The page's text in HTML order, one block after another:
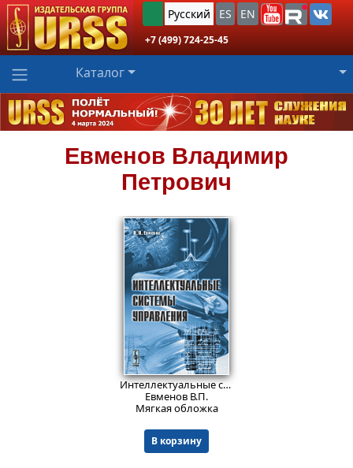
Русский ES EN
+7 (499) 724-25-45
Каталог
Евменов Владимир
Петрович
960₽
Интеллектуальные системы управления: превосходство искусственного интеллекта над естественным интеллектом?
Евменов В.П.
Мягкая обложка
В корзину